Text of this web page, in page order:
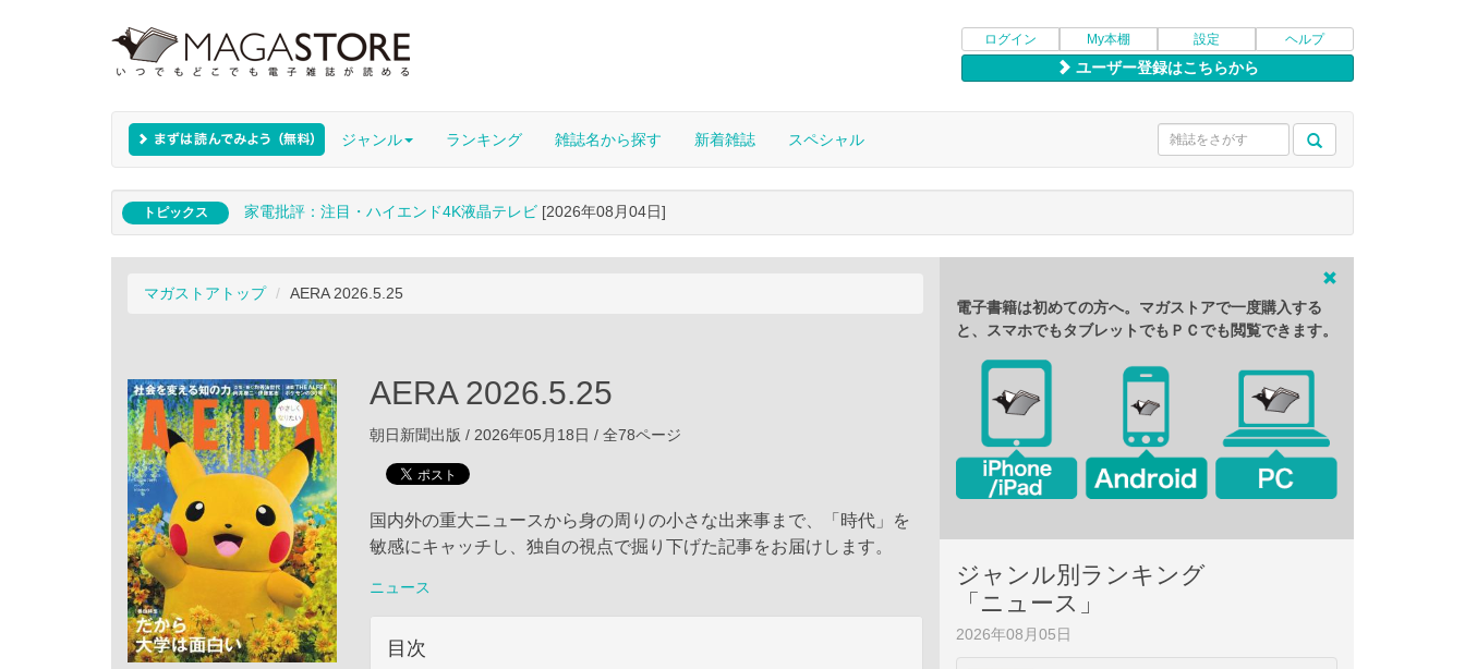
ログイン My本棚 設定 ヘルプ
ユーザー登録はこちらから
ジャンル ランキング 雑誌名から探す 新着雑誌 スペシャル
トピックス 家電批評：注目・ハイエンド4K液晶テレビ [2026年08月04日]
マガストアトップ AERA 2026.5.25
AERA 2026.5.25
朝日新聞出版 / 2026年05月18日 / 全78ページ
国内外の重大ニュースから身の周りの小さな出来事まで、「時代」を
敏感にキャッチし、独自の視点で掘り下げた記事をお届けします。
ニュース
目次
電子書籍は初めての方へ。マガストアで一度購入する
と、スマホでもタブレットでもＰＣでも閲覧できます。
ジャンル別ランキング
「ニュース」
2026年08月05日